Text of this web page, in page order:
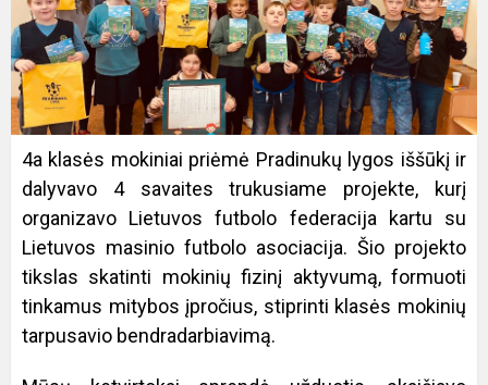
4a klasės mokiniai priėmė Pradinukų lygos iššūkį ir
dalyvavo 4 savaites trukusiame projekte, kurį
organizavo Lietuvos futbolo federacija kartu su
Lietuvos masinio futbolo asociacija. Šio projekto
tikslas skatinti mokinių fizinį aktyvumą, formuoti
tinkamus mitybos įpročius, stiprinti klasės mokinių
tarpusavio bendradarbiavimą.